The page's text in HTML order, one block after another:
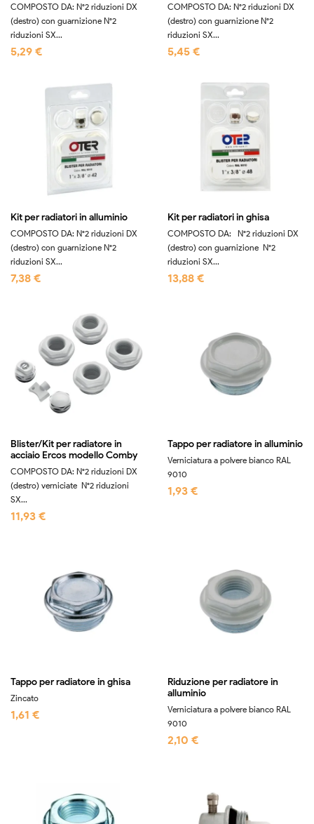
COMPOSTO DA: N°2 riduzioni DX
(destro) con guarnizione N°2
riduzioni SX...
5,29 €
COMPOSTO DA: N°2 riduzioni DX
(destro) con guarnizione N°2
riduzioni SX...
5,45 €
Kit per radiatori in alluminio
COMPOSTO DA: N°2 riduzioni DX
(destro) con guarnizione N°2
riduzioni SX...
7,38 €
Kit per radiatori in ghisa
COMPOSTO DA: N°2 riduzioni DX
(destro) con guarnizione N°2
riduzioni SX...
13,88 €
Blister/Kit per radiatore in
acciaio Ercos modello Comby
COMPOSTO DA: N°2 riduzioni DX
(destro) verniciate N°2 riduzioni
SX...
11,93 €
Tappo per radiatore in alluminio
Verniciatura a polvere bianco RAL
9010
1,93 €
Tappo per radiatore in ghisa
Zincato
1,61 €
Riduzione per radiatore in
alluminio
Verniciatura a polvere bianco RAL
9010
2,10 €